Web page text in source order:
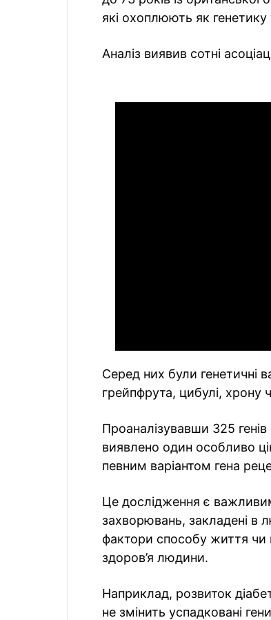
які охоплюють як генетику
Аналіз виявив сотні
Серед них були генетичні
грейпфрута, цибулі, хрону
Проаналізувавши 325
виявлено один особливо
певним варіантом гена
Це дослідження є
захворювань, закладені в
фактори способу життя
здоров’я людини.
Наприклад, розвиток
не змінить успадковані